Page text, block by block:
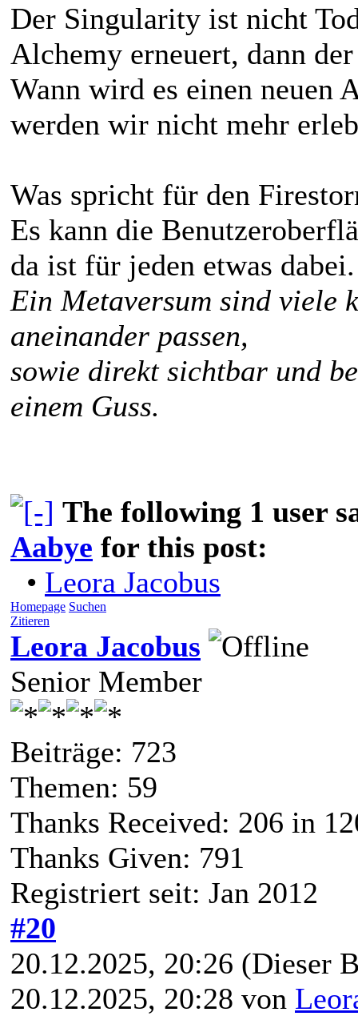
Der Singularity ist nicht
Alchemy erneuert, dann
Wann wird es einen neuen
werden wir nicht mehr
Was spricht für den
Es kann die
da ist für jeden etwas dabei.
Ein Metaversum sind viele
aneinander passen,
sowie direkt sichtbar und
einem Guss.
The following 1 user
Aabye for this post:
• Leora Jacobus
Homepage Suchen
Zitieren
Leora Jacobus
Senior Member
Beiträge: 723
Themen: 59
Thanks Received: 206 in
Thanks Given: 791
Registriert seit: Jan 2012
#20
20.12.2025, 20:26 (Dieser
20.12.2025, 20:28 von